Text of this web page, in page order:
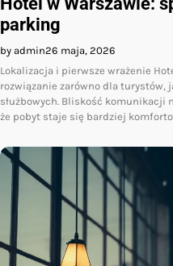
parking
by admin26 maja, 2026
Lokalizacja i pierwsze wrażenie
rozwiązanie zarówno dla turystów,
służbowych. Bliskość
że pobyt staje się bardziej